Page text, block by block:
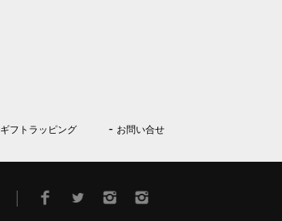
ギフトラッピング お問い合せ